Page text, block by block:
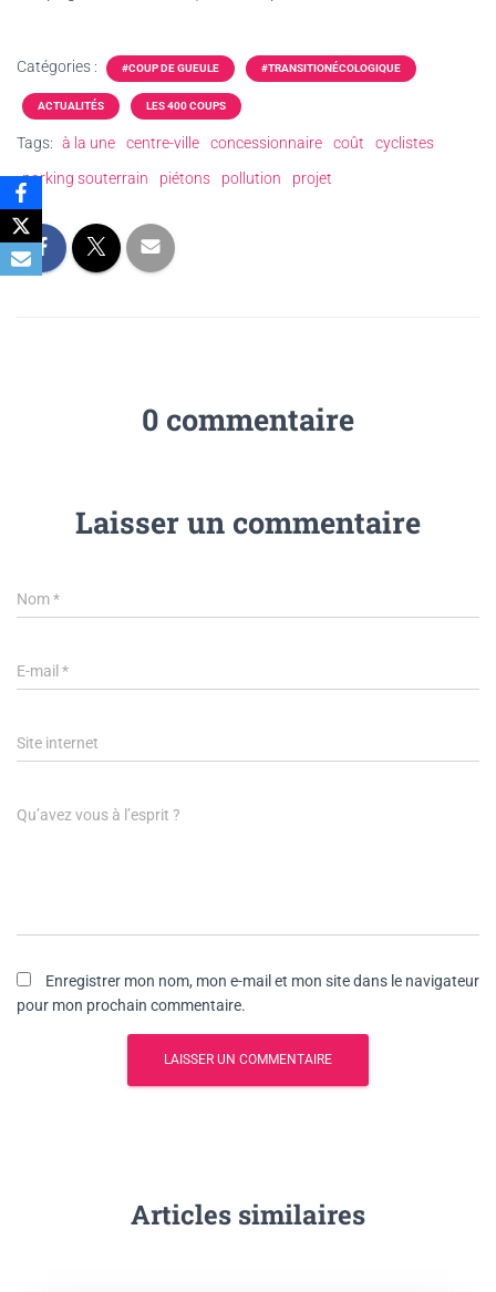
Catégories : #COUP DE GUEULE #TRANSITIONÉCOLOGIQUE
ACTUALITÉS LES 400 COUPS
Tags: à la une centre-ville concessionnaire coût
cyclistes
parking souterrain
piétons pollution projet
0 commentaire
Laisser un commentaire
Nom*
E-mail *
Site internet
Qu’avez vous à l’esprit ?
Enregistrer mon nom, mon e-mail et mon site dans le navigateur
pour mon prochain commentaire.
Articles similaires